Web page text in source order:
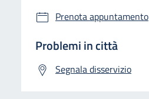
Prenota appuntamento
Problemi in città
Segnala disservizio